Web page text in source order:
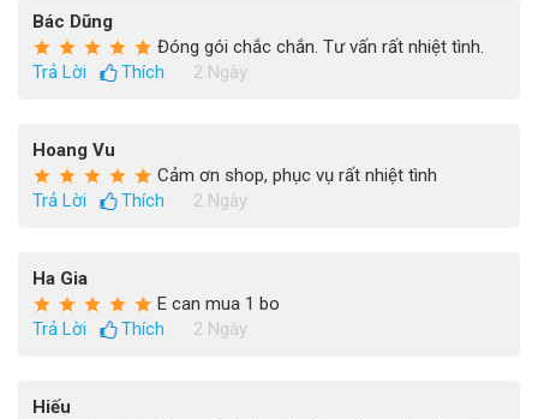
Bác Dũng
Đóng gói chắc chắn. Tư vấn rất nhiệt tình.
Trả Lời
Thích 2 Ngày
Hoang Vu
Cảm ơn shop, phục vụ rất nhiệt tình
Trả Lời
Thích 2 Ngày
Ha Gia
E can mua 1 bo
Trả Lời
Thích 2 Ngày
Hiếu